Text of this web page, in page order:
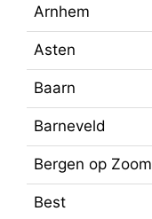
Arnhem
Asten
Baarn
Barneveld
Bergen op Zoom
Best